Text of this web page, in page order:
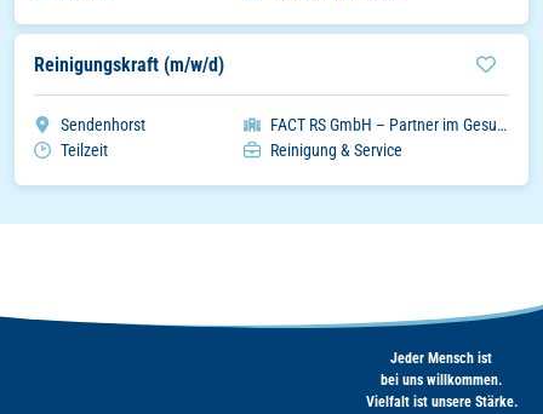
Reinigungskraft (m/w/d)
Stadt
Sendenhorst Organisation
FACT RS GmbH – Partner im Gesundheitswesen
Arbeitszeitmodell
Teilzeit Einsatzbereich
Reinigung & Service
Jeder Mensch ist
bei uns willkommen.
Vielfalt ist unsere Stärke.